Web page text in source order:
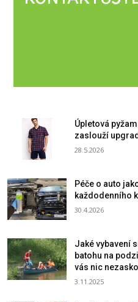
Úpletová
zaslouží
28.5.2026
Péče o auto
každodenního
30.4.2026
Jaké vybavení
batohu na
vás nic
3.11.2025